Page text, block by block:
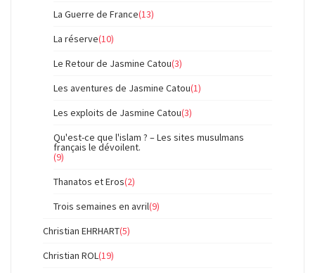
La Guerre de France(13)
La réserve(10)
Le Retour de Jasmine Catou(3)
Les aventures de Jasmine Catou(1)
Les exploits de Jasmine Catou(3)
Qu'est-ce que l'islam ? – Les sites musulmans
français le dévoilent.
(9)
Thanatos et Eros(2)
Trois semaines en avril(9)
Christian EHRHART(5)
Christian ROL(19)